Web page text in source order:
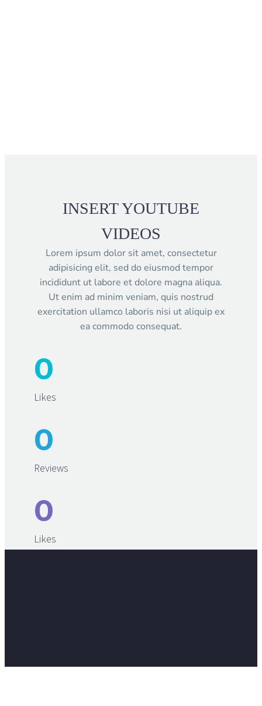
INSERT YOUTUBE
VIDEOS
Lorem ipsum dolor sit amet, consectetur
adipisicing elit, sed do eiusmod tempor
incididunt ut labore et dolore magna aliqua.
Ut enim ad minim veniam, quis nostrud
exercitation ullamco laboris nisi ut aliquip ex
ea commodo consequat.
0
Likes
0
Reviews
0
Likes